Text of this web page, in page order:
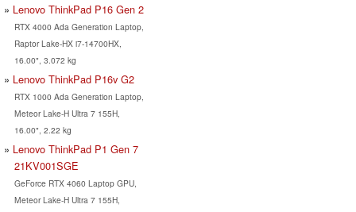
Lenovo ThinkPad P16 Gen 2
RTX 4000 Ada Generation Laptop,
Raptor Lake-HX i7-14700HX,
16.00", 3.072 kg
Lenovo ThinkPad P16v G2
RTX 1000 Ada Generation Laptop,
Meteor Lake-H Ultra 7 155H,
16.00", 2.22 kg
Lenovo ThinkPad P1 Gen 7
21KV001SGE
GeForce RTX 4060 Laptop GPU,
Meteor Lake-H Ultra 7 155H,